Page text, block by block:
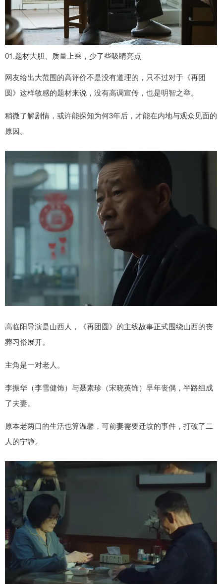
01.题材大胆、质量上乘，少了些吸睛亮点
网友给出大范围的高评价不是没有道理的，只不过对于《再团
圆》这样敏感的题材来说，没有高调宣传，也是明智之举。
稍微了解剧情，或许能探知为何3年后，才能在内地与观众见面的
原因。
高临阳导演是山西人，《再团圆》的主线故事正式围绕山西的丧
葬习俗展开。
主角是一对老人。
李振华（李雪健饰）与聂素珍（宋晓英饰）早年丧偶，半路组成
了夫妻。
原本老两口的生活也算温馨，可前妻需要迁坟的事件，打破了二
人的宁静。